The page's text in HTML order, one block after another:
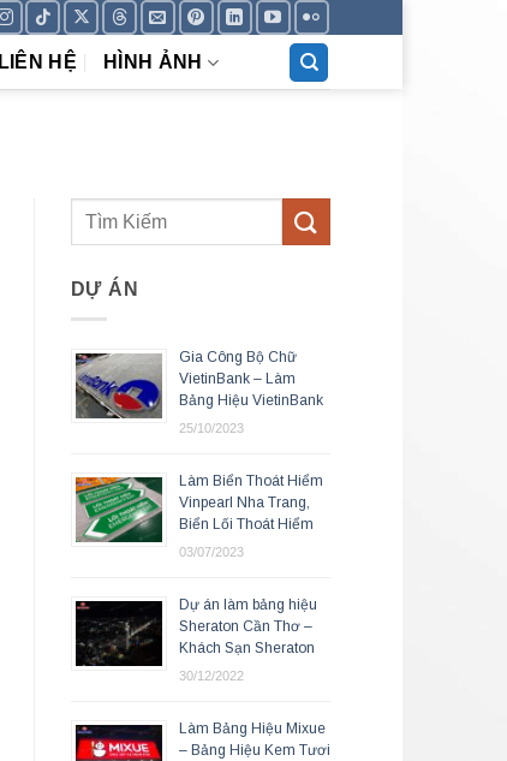
LIÊN HỆ HÌNH ẢNH
DỰ ÁN
Gia Công Bộ Chữ
VietinBank – Làm
Bảng Hiệu VietinBank
25/10/2023
Làm Biển Thoát Hiểm
Vinpearl Nha Trang,
Biển Lối Thoát Hiểm
03/07/2023
Dự án làm bảng hiệu
Sheraton Cần Thơ –
Khách Sạn Sheraton
30/12/2022
Làm Bảng Hiệu Mixue
– Bảng Hiệu Kem Tươi